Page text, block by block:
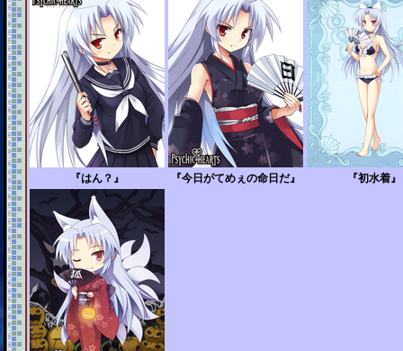
『はん？』 『今日がてめぇの命日だ』 『初水着』